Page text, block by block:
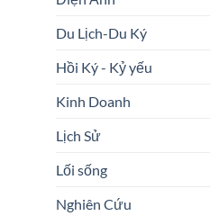
Du Lịch-Du Ký
Hồi Ký - Kỷ yếu
Kinh Doanh
Lịch Sử
Lối sống
Nghiên Cứu